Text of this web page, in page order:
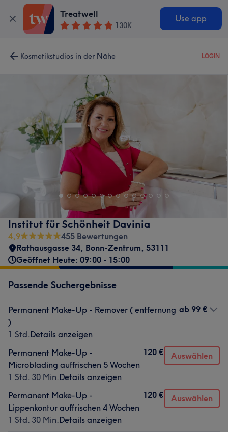
Treatwell
130K
Use app
Kosmetikstudios in der Nähe LOGIN
Institut für Schönheit Davinia
4,9
455 Bewertungen
Rathausgasse 34, Bonn-Zentrum, 53111
Geöffnet Heute: 09:00 - 15:00
Passende Suchergebnisse
Permanent Make-Up - Remover ( entfernung
)
1 Std.Details anzeigen
ab 99 €
Permanent Make-Up -
Microblading auffrischen 5 Wochen
1 Std. 30 Min.Details anzeigen
120 € Auswählen
Permanent Make-Up -
Lippenkontur auffrischen 4 Wochen
1 Std. 30 Min.Details anzeigen
120 € Auswählen